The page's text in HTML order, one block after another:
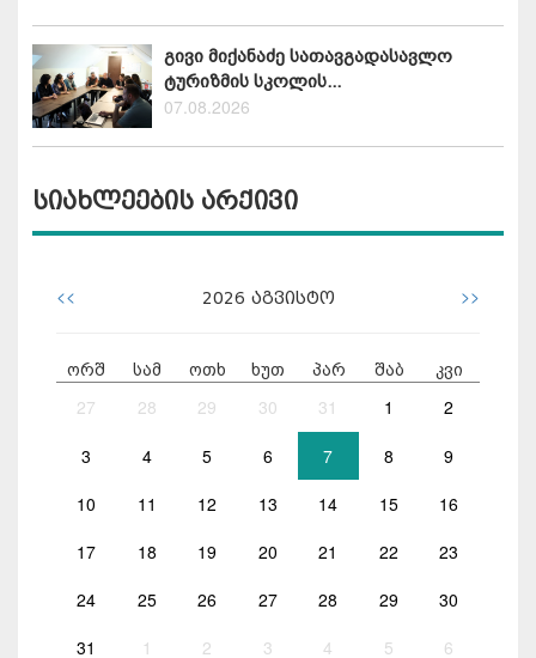
გივი მიქანაძე სათავგადასავლო
ტურიზმის სკოლის...
07.08.2026
სიახლეების არქივი
<< 2026 აგვისტო >>
ორშ სამ ოთხ ხუთ პარ შაბ კვი
27 28 29 30 31 1 2
3 4 5 6 7 8 9
10 11 12 13 14 15 16
17 18 19 20 21 22 23
24 25 26 27 28 29 30
31 1 2 3 4 5 6